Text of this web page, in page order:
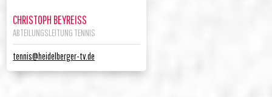
CHRISTOPH BEYREISS
ABTEILUNGSLEITUNG TENNIS
tennis@heidelberger-tv.de